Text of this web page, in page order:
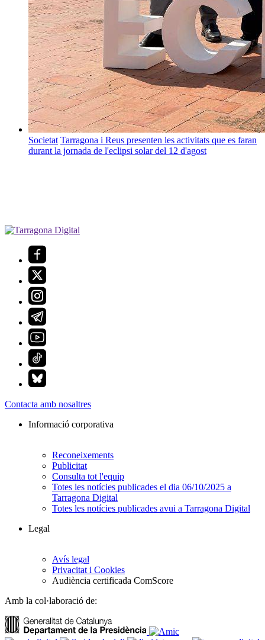
Societat Tarragona i Reus presenten les activitats que es faran
durant la jornada de l'eclipsi solar del 12 d'agost
Contacta amb nosaltres
Informació corporativa
Reconeixements
Publicitat
Consulta tot l'equip
Totes les notícies publicades el dia 06/10/2025 a
Tarragona Digital
Totes les notícies publicades avui a Tarragona Digital
Legal
Avís legal
Privacitat i Cookies
Audiència certificada ComScore
Amb la col·laboració de: